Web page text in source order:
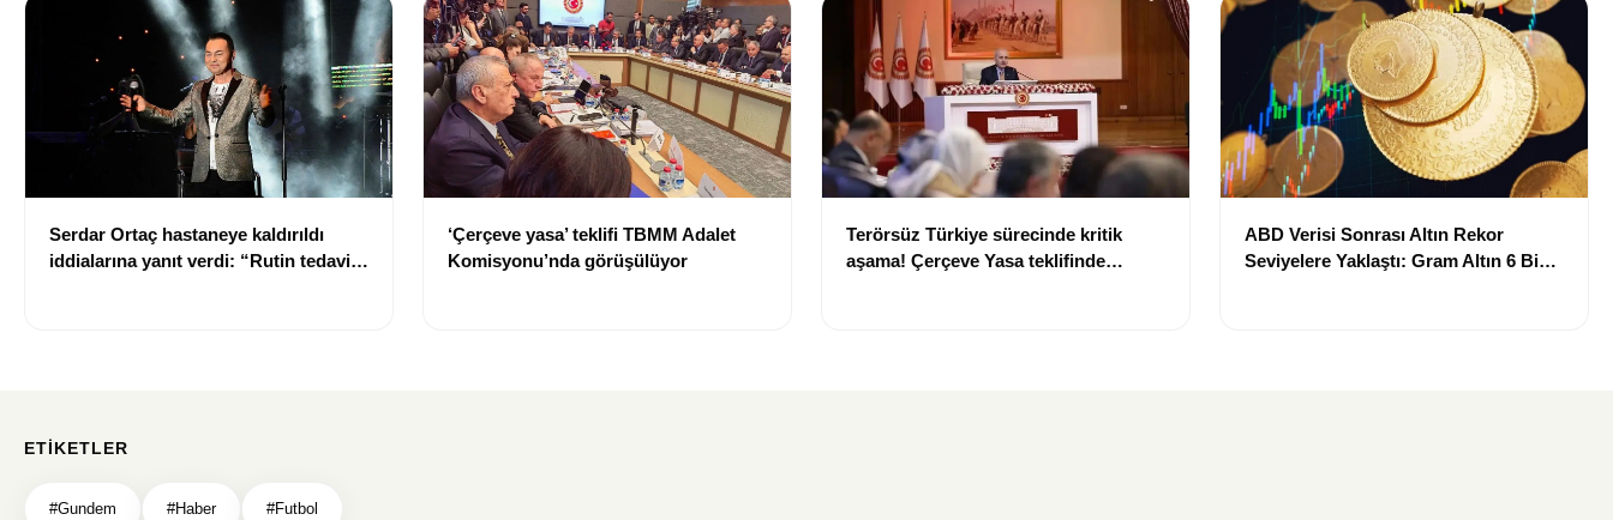
Serdar Ortaç hastaneye kaldırıldı
iddialarına yanıt verdi: “Rutin tedavim
‘Çerçeve yasa’ teklifi TBMM Adalet
Komisyonu’nda görüşülüyor
Terörsüz Türkiye sürecinde kritik
aşama! Çerçeve Yasa teklifinde
ABD Verisi Sonrası Altın Rekor
Seviyelere Yaklaştı: Gram Altın 6 Bin
ETIKETLER
#Gundem #Haber #Futbol